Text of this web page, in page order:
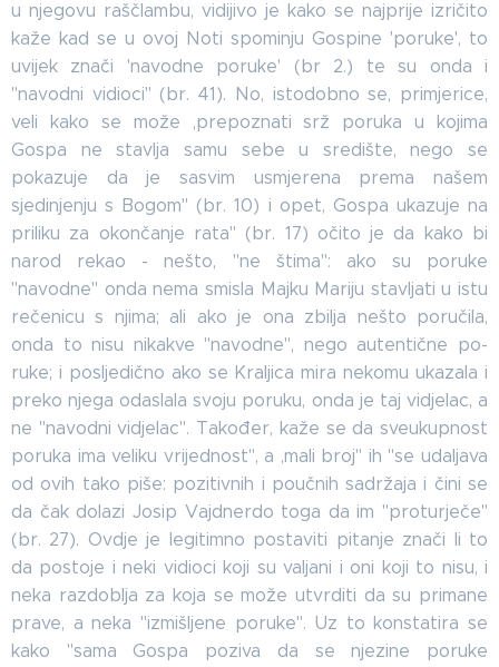
u njegovu raščlambu, vidijivo je kako se najprije izričito
kaže kad se u ovoj Noti spominju Gospine 'poruke', to
uvijek znači 'navodne poruke' (br 2.) te su onda i
"navodni vidioci" (br. 41). No, istodobno se, primjerice,
veli kako se može ,prepoznati srž poruka u kojima
Gospa ne stavlja samu sebe u središte, nego se
pokazuje da je sasvim usmjerena prema našem
sjedinjenju s Bogom" (br. 10) i opet, Gospa ukazuje na
priliku za okončanje rata" (br. 17) očito je da kako bi
narod rekao - nešto, "ne štima": ako su poruke
"navodne" onda nema smisla Majku Mariju stavljati u istu
rečenicu s njima; ali ako je ona zbilja nešto poručila,
onda to nisu nikakve "navodne", nego autentične po-
ruke; i posljedično ako se Kraljica mira nekomu ukazala i
preko njega odaslala svoju poruku, onda je taj vidjelac, a
ne "navodni vidjelac". Također, kaže se da sveukupnost
poruka ima veliku vrijednost", a ,mali broj" ih "se udaljava
od ovih tako piše: pozitivnih i poučnih sadržaja i čini se
da čak dolazi Josip Vajdnerdo toga da im "proturječe"
(br. 27). Ovdje je legitimno postaviti pitanje znači li to
da postoje i neki vidioci koji su valjani i oni koji to nisu, i
neka razdoblja za koja se može utvrditi da su primane
prave, a neka "izmišljene poruke". Uz to konstatira se
kako "sama Gospa poziva da se njezine poruke